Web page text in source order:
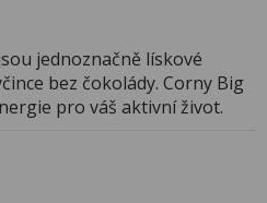
jednoznačně lískové
bez čokolády. Corny Big
pro váš aktivní život.